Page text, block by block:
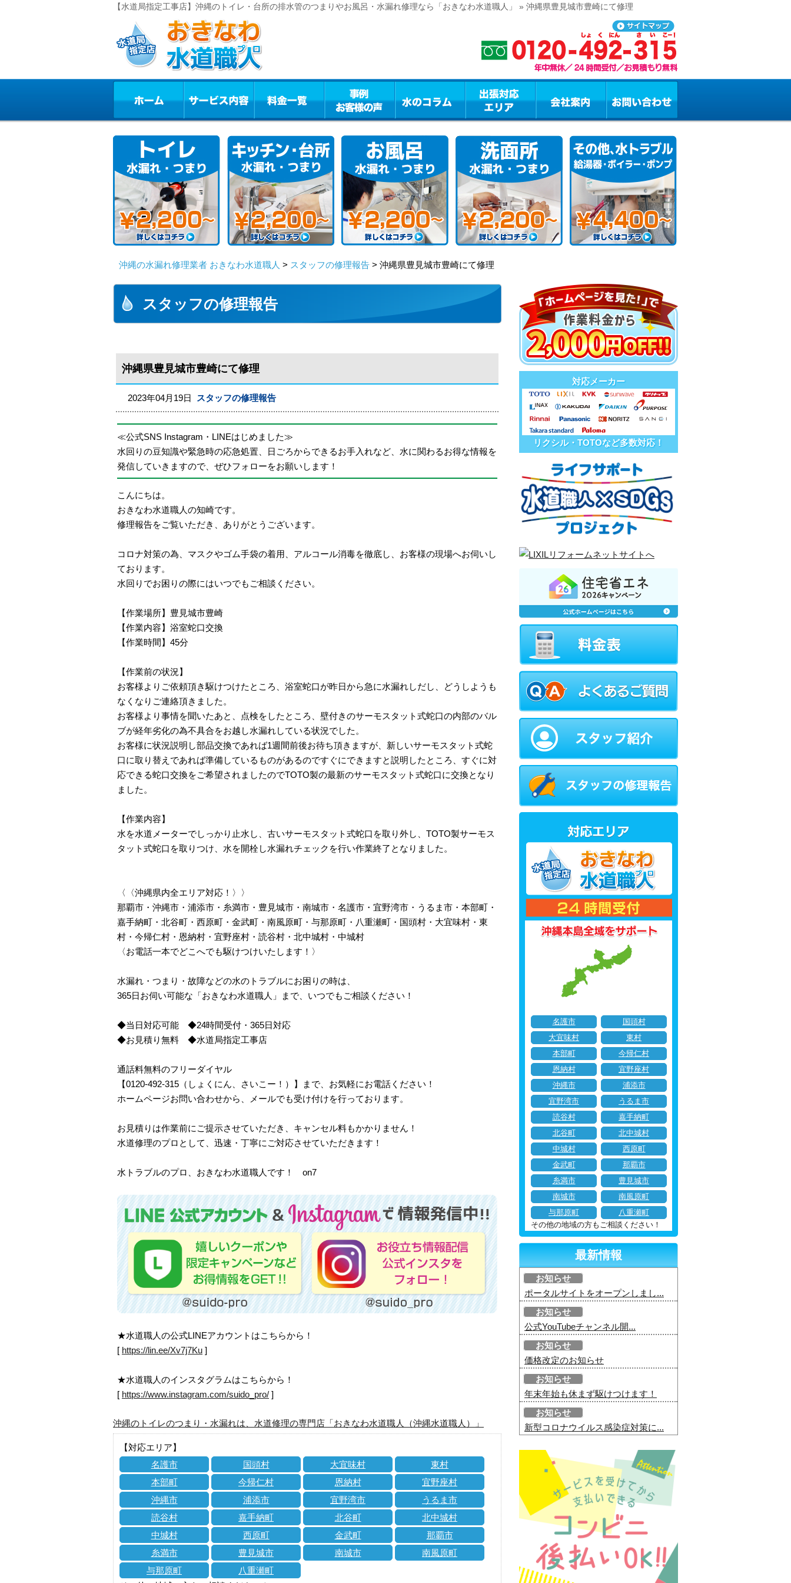
【水道局指定工事店】沖縄のトイレ・台所の排水管のつまりやお風呂・水漏れ修理なら「おきなわ水道職人」 » 沖縄県豊見城市豊崎にて修理
沖縄の水漏れ修理業者 おきなわ水道職人 > スタッフの修理報告 > 沖縄県豊見城市豊崎にて修理
スタッフの修理報告
沖縄県豊見城市豊崎にて修理
2023年04月19日 スタッフの修理報告
≪公式SNS Instagram・LINEはじめました≫
水回りの豆知識や緊急時の応急処置、日ごろからできるお手入れなど、水に関わるお得な情報を
発信していきますので、ぜひフォローをお願いします！
こんにちは。
おきなわ水道職人の知崎です。
修理報告をご覧いただき、ありがとうございます。
コロナ対策の為、マスクやゴム手袋の着用、アルコール消毒を徹底し、お客様の現場へお伺いし
ております。
水回りでお困りの際にはいつでもご相談ください。
【作業場所】豊見城市豊崎
【作業内容】浴室蛇口交換
【作業時間】45分
【作業前の状況】
お客様よりご依頼頂き駆けつけたところ、浴室蛇口が昨日から急に水漏れしだし、どうしようも
なくなりご連絡頂きました。
お客様より事情を聞いたあと、点検をしたところ、壁付きのサーモスタット式蛇口の内部のバル
ブが経年劣化の為不具合をお越し水漏れしている状況でした。
お客様に状況説明し部品交換であれば1週間前後お待ち頂きますが、新しいサーモスタット式蛇
口に取り替えであれば準備しているものがあるのですぐにできますと説明したところ、すぐに対
応できる蛇口交換をご希望されましたのでTOTO製の最新のサーモスタット式蛇口に交換となり
ました。
【作業内容】
水を水道メーターでしっかり止水し、古いサーモスタット式蛇口を取り外し、TOTO製サーモス
タット式蛇口を取りつけ、水を開栓し水漏れチェックを行い作業終了となりました。
〈〈沖縄県内全エリア対応！〉〉
那覇市・沖縄市・浦添市・糸満市・豊見城市・南城市・名護市・宜野湾市・うるま市・本部町・
嘉手納町・北谷町・西原町・金武町・南風原町・与那原町・八重瀬町・国頭村・大宜味村・東
村・今帰仁村・恩納村・宜野座村・読谷村・北中城村・中城村
〈お電話一本でどこへでも駆けつけいたします！〉
水漏れ・つまり・故障などの水のトラブルにお困りの時は、
365日お伺い可能な「おきなわ水道職人」まで、いつでもご相談ください！
◆当日対応可能 ◆24時間受付・365日対応
◆お見積り無料 ◆水道局指定工事店
通話料無料のフリーダイヤル
【0120-492-315（しょくにん、さいこー！）】まで、お気軽にお電話ください！
ホームページお問い合わせから、メールでも受け付けを行っております。
お見積りは作業前にご提示させていただき、キャンセル料もかかりません！
水道修理のプロとして、迅速・丁寧にご対応させていただきます！
水トラブルのプロ、おきなわ水道職人です！ on7
★水道職人の公式LINEアカウントはこちらから！
[ https://lin.ee/Xv7j7Ku ]
★水道職人のインスタグラムはこちらから！
[ https://www.instagram.com/suido_pro/ ]
沖縄のトイレのつまり・水漏れは、水道修理の専門店「おきなわ水道職人（沖縄水道職人）」
【対応エリア】
名護市
国頭村 大宜味村
東村
本部町
今帰仁村 恩納村
宜野座村
沖縄市
浦添市 宜野湾市
うるま市
読谷村
嘉手納町 北谷町
北中城村
中城村
西原町 金武町
那覇市
糸満市
豊見城市 南城市
南風原町
与那原町
八重瀬町
対応メーカー
リクシル・TOTOなど多数対応！
名護市
国頭村
大宜味村
東村
本部町
今帰仁村
恩納村
宜野座村
沖縄市
浦添市
宜野湾市
うるま市
読谷村
嘉手納町
北谷町
北中城村
中城村
西原町
金武町
那覇市
糸満市
豊見城市
南城市
南風原町
与那原町
八重瀬町
その他の地域の方もご相談ください！
最新情報
お知らせ
ポータルサイトをオープンしまし...
お知らせ
公式YouTubeチャンネル開...
お知らせ
価格改定のお知らせ
お知らせ
年末年始も休まず駆けつけます！
お知らせ
新型コロナウイルス感染症対策に...